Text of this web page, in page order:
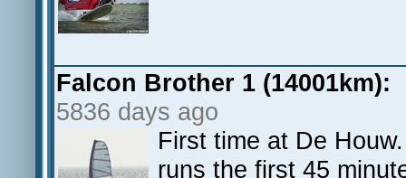
Falcon Brother 1 (14001km):
5836 days ago
First time at De
runs the first 45